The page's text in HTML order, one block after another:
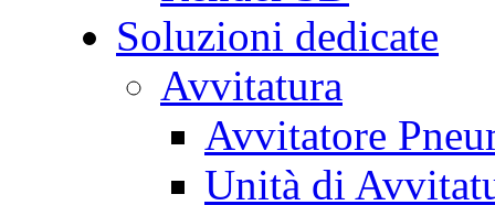
Soluzioni dedicate
Avvitatura
Avvitatore
Unità di